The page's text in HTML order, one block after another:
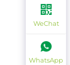
WeChat
WhatsApp